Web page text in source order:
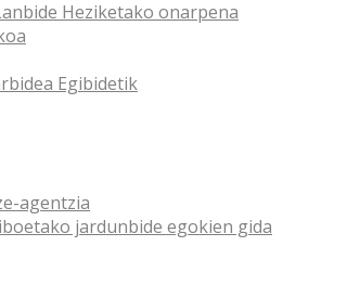
Heziketako onarpena
Egibidetik
agentzia
jardunbide egokien gida